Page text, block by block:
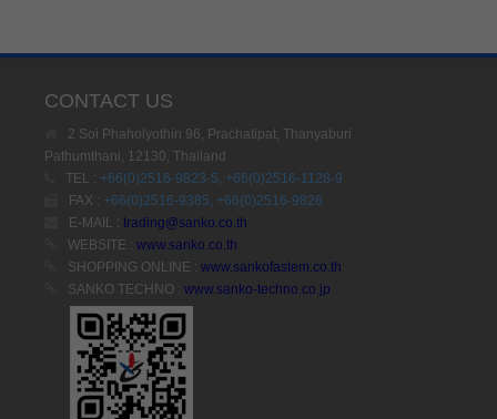
CONTACT US
2 Soi Phaholyothin 96, Prachatipat, Thanyaburi
Pathumthani, 12130, Thailand
TEL : +66(0)2516-9823-5, +66(0)2516-1128-9
FAX : +66(0)2516-9385, +66(0)2516-9826
E-MAIL : trading@sanko.co.th
WEBSITE : www.sanko.co.th
SHOPPING ONLINE : www.sankofastem.co.th
SANKO TECHNO : www.sanko-techno.co.jp